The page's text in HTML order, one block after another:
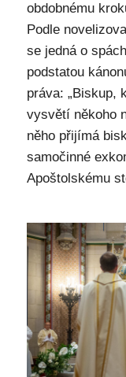
obdobnému
Podle
se jedná o
podstatou
práva: „Biskup,
vysvětí někoho
něho přijímá
samočinné
Apoštolskému